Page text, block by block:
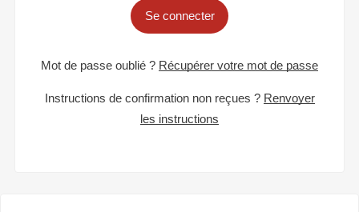
Se connecter
Mot de passe oublié ? Récupérer votre mot de passe
Instructions de confirmation non reçues ? Renvoyer
les instructions